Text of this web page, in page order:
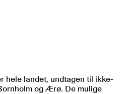
hele landet, undtagen til ikke-
og Ærø. De mulige